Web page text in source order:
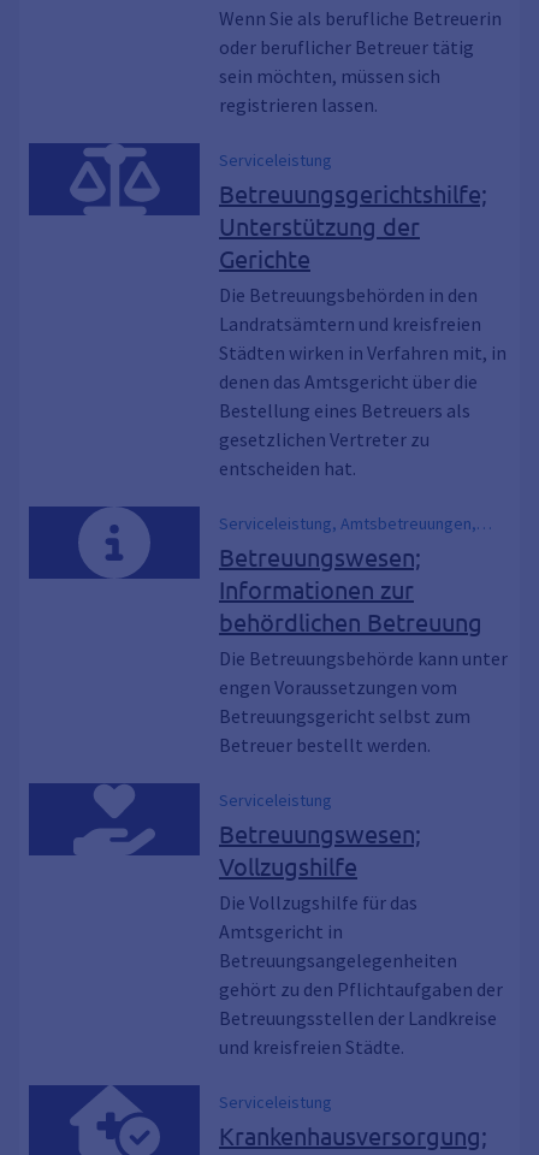
Wenn Sie als berufliche Betreuerin
oder beruflicher Betreuer tätig
sein möchten, müssen sich
registrieren lassen.
Serviceleistung
Betreuungsgerichtshilfe;
Unterstützung der
Gerichte
Die Betreuungsbehörden in den
Landratsämtern und kreisfreien
Städten wirken in Verfahren mit, in
denen das Amtsgericht über die
Bestellung eines Betreuers als
gesetzlichen Vertreter zu
entscheiden hat.
Serviceleistung, Amtsbetreuungen,
Behördliche Betreuung, Führung von
Betreuungen
Betreuungswesen;
Informationen zur
behördlichen Betreuung
Die Betreuungsbehörde kann unter
engen Voraussetzungen vom
Betreuungsgericht selbst zum
Betreuer bestellt werden.
Serviceleistung
Betreuungswesen;
Vollzugshilfe
Die Vollzugshilfe für das
Amtsgericht in
Betreuungsangelegenheiten
gehört zu den Pflichtaufgaben der
Betreuungsstellen der Landkreise
und kreisfreien Städte.
Serviceleistung
Krankenhausversorgung;